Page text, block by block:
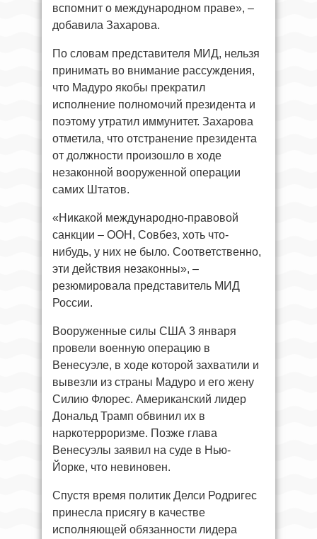
вспомнит о международном праве», –
добавила Захарова.
По словам представителя МИД, нельзя
принимать во внимание рассуждения,
что Мадуро якобы прекратил
исполнение полномочий президента и
поэтому утратил иммунитет. Захарова
отметила, что отстранение президента
от должности произошло в ходе
незаконной вооруженной операции
самих Штатов.
«Никакой международно-правовой
санкции – ООН, Совбез, хоть что-
нибудь, у них не было. Соответственно,
эти действия незаконны», –
резюмировала представитель МИД
России.
Вооруженные силы США 3 января
провели военную операцию в
Венесуэле, в ходе которой захватили и
вывезли из страны Мадуро и его жену
Силию Флорес. Американский лидер
Дональд Трамп обвинил их в
наркотерроризме. Позже глава
Венесуэлы заявил на суде в Нью-
Йорке, что невиновен.
Спустя время политик Делси Родригес
принесла присягу в качестве
исполняющей обязанности лидера